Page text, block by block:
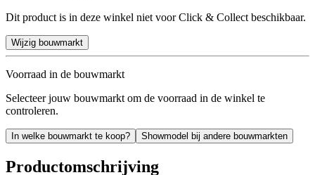
Dit product is in deze winkel niet voor Click & Collect beschikbaar.
Wijzig bouwmarkt
Voorraad in de bouwmarkt
Selecteer jouw bouwmarkt om de voorraad in de winkel te
controleren.
In welke bouwmarkt te koop? Showmodel bij andere bouwmarkten
Productomschrijving